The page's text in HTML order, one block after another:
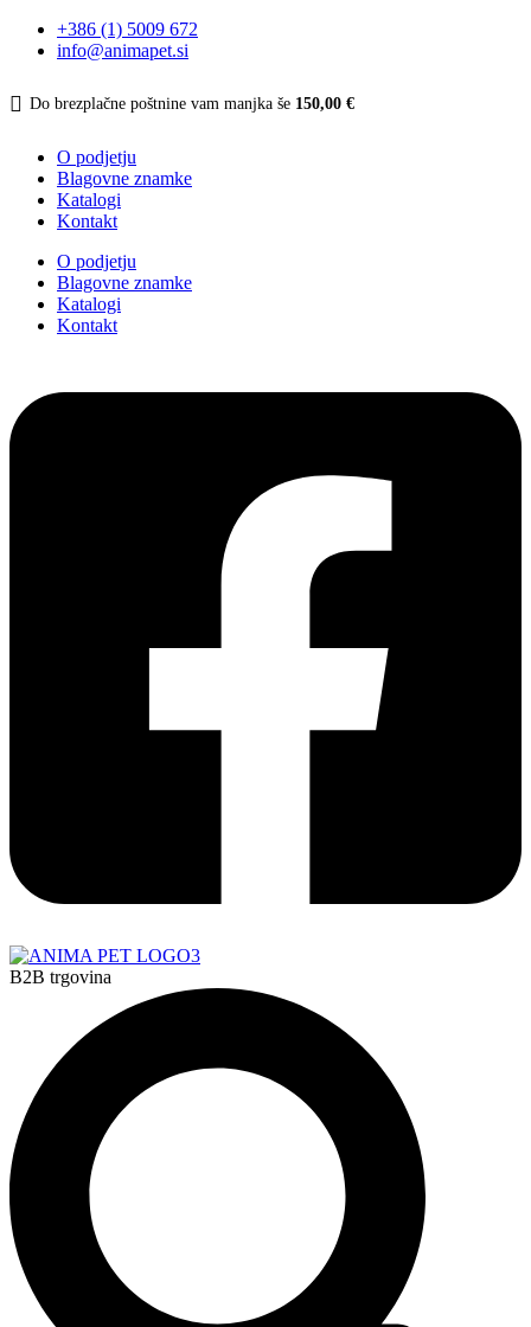
+386 (1) 5009 672
info@animapet.si
Do brezplačne poštnine vam manjka še 150,00 €
O podjetju
Blagovne znamke
Katalogi
Kontakt
O podjetju
Blagovne znamke
Katalogi
Kontakt
B2B trgovina